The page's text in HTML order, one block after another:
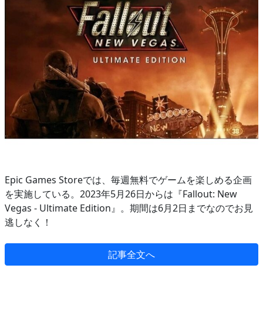
Epic Games Storeでは、毎週無料でゲームを楽しめる企画
を実施している。2023年5月26日からは『Fallout: New
Vegas - Ultimate Edition』。期間は6月2日までなのでお見
逃しなく！
記事全文へ